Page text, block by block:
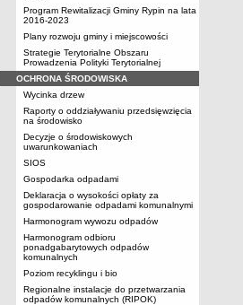
Program Rewitalizacji Gminy Rypin na lata
2016-2023
Plany rozwoju gminy i miejscowości
Strategie Terytorialne Obszaru
Prowadzenia Polityki Terytorialnej
OCHRONA ŚRODOWISKA
Wycinka drzew
Raporty o oddziaływaniu przedsięwzięcia
na środowisko
Decyzje o środowiskowych
uwarunkowaniach
SIOS
Gospodarka odpadami
Deklaracja o wysokości opłaty za
gospodarowanie odpadami komunalnymi
Harmonogram wywozu odpadów
Harmonogram odbioru
ponadgabarytowych odpadów
komunalnych
Poziom recyklingu i bio
Regionalne instalacje do przetwarzania
odpadów komunalnych (RIPOK)